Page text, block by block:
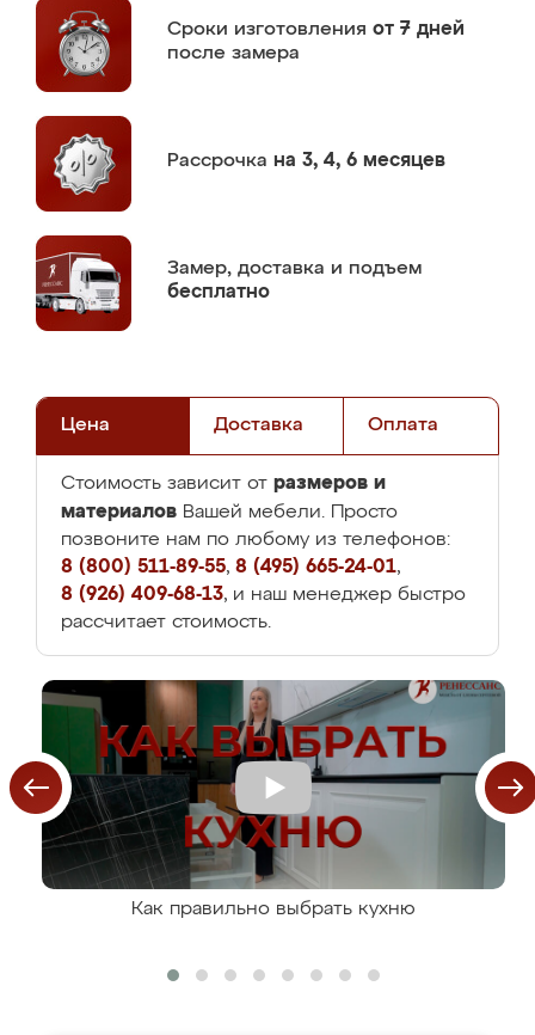
Сроки изготовления от 7 дней
после замера
Рассрочка на 3, 4, 6 месяцев
Замер, доставка и подъем
бесплатно
Цена Доставка Оплата
Стоимость зависит от размеров и
материалов Вашей мебели. Просто
позвоните нам по любому из телефонов:
8 (800) 511-89-55, 8 (495) 665-24-01,
8 (926) 409-68-13, и наш менеджер быстро
рассчитает стоимость.
Как правильно выбрать кухню